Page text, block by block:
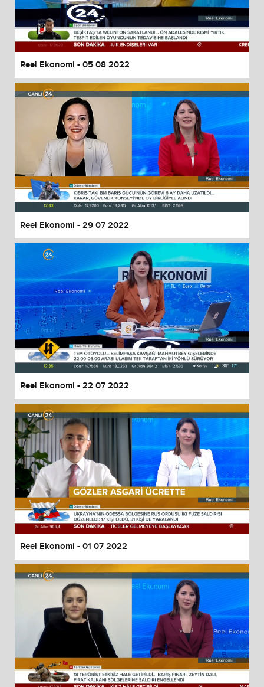
Reel Ekonomi - 05 08 2022
Reel Ekonomi - 29 07 2022
Reel Ekonomi - 22 07 2022
Reel Ekonomi - 01 07 2022